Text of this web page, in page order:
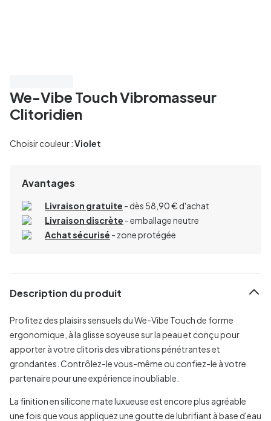
We-Vibe Touch Vibromasseur
Clitoridien
Choisir couleur :Violet
Avantages
Livraison gratuite - dès 58,90 € d'achat
Livraison discrète - emballage neutre
Achat sécurisé - zone protégée
Description du produit
Profitez des plaisirs sensuels du We-Vibe Touch de forme
ergonomique, à la glisse soyeuse sur la peau et conçu pour
apporter à votre clitoris des vibrations pénétrantes et
grondantes. Contrôlez-le vous-même ou confiez-le à votre
partenaire pour une expérience inoubliable.
La finition en silicone mate luxueuse est encore plus agréable
une fois que vous appliquez une goutte de lubrifiant à base d'eau